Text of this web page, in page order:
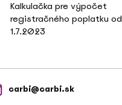
Kalkulačka pre výpočet
registračného poplatku od
1.7.2023
carbi@carbi.sk